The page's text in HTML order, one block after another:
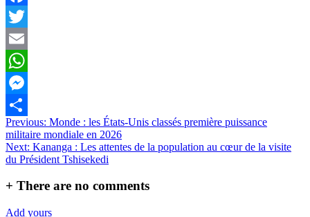
Facebook
Twitter
Email
WhatsApp
Messenger
Partager
Navigation
de
l’article
Previous: Monde : les États-Unis classés première puissance
militaire mondiale en 2026
Next: Kananga : Les attentes de la population au cœur de la visite
du Président Tshisekedi
+ There are no comments
Add yours